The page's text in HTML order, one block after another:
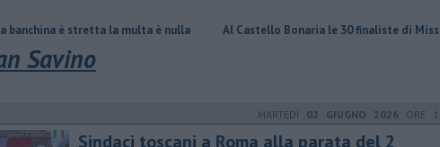
la multa è nulla Al Castello Bonaria le 30 finaliste di Miss Italia
Savino
MARTEDÌ 02 GIUGNO 2026 ORE
Sindaci toscani a Roma alla parata del 2